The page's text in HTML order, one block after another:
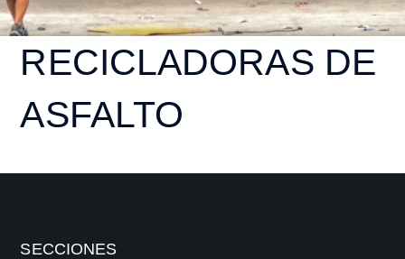
RECICLADORAS DE
ASFALTO
SECCIONES